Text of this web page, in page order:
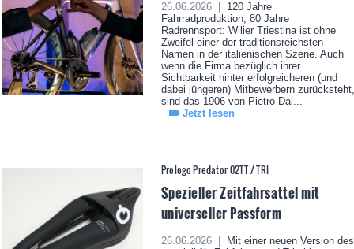
26.06.2026 |
120 Jahre
Fahrradproduktion, 80 Jahre
Radrennsport: Wilier Triestina ist ohne
Zweifel einer der traditionsreichsten
Namen in der italienischen Szene. Auch
wenn die Firma bezüglich ihrer
Sichtbarkeit hinter erfolgreicheren (und
dabei jüngeren) Mitbewerbern zurücksteht,
sind das 1906 von Pietro Dal...
Jetzt lesen
Prologo Predator 02TT / TRI
Spezieller Zeitfahrsattel mit
universeller Passform
26.06.2026 |
Mit einer neuen Version des